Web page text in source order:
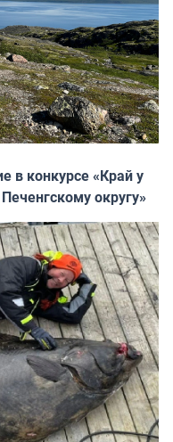
в конкурсе «Край у
округу»